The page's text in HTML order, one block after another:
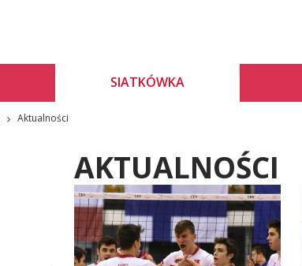
SIATKÓWKA
Aktualności
AKTUALNOŚCI